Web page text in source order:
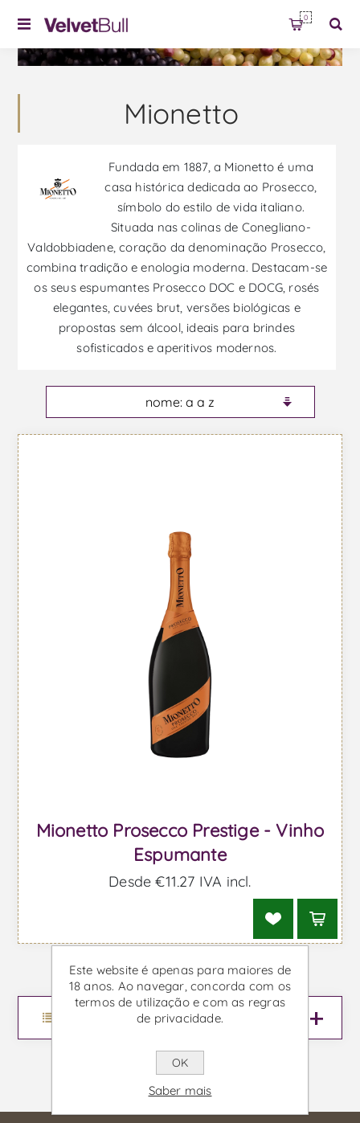
0
Mionetto
Fundada em 1887, a Mionetto é uma
casa histórica dedicada ao Prosecco,
símbolo do estilo de vida italiano.
Situada nas colinas de Conegliano-
Valdobbiadene, coração da denominação Prosecco,
combina tradição e enologia moderna. Destacam-se
os seus espumantes Prosecco DOC e DOCG, rosés
elegantes, cuvées brut, versões biológicas e
propostas sem álcool, ideais para brindes
sofisticados e aperitivos modernos.
Mionetto Prosecco Prestige - Vinho
Espumante
Desde €11,27 IVA incl.
Este website é apenas para maiores de
18 anos. Ao navegar, concorda com os
termos de utilização e com as regras
de privacidade.
OK
Saber mais